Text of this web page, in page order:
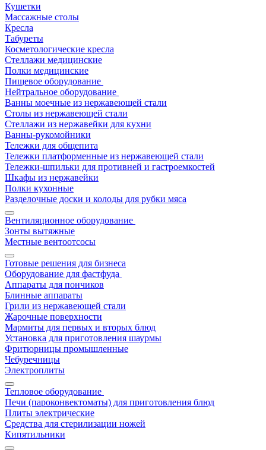
Кушетки
Массажные столы
Кресла
Табуреты
Косметологические кресла
Стеллажи медицинские
Полки медицинские
Пищевое оборудование
Нейтральное оборудование
Ванны моечные из нержавеющей стали
Столы из нержавеющей стали
Стеллажи из нержавейки для кухни
Ванны-рукомойники
Тележки для общепита
Тележки платформенные из нержавеющей стали
Тележки-шпильки для противней и гастроемкостей
Шкафы из нержавейки
Полки кухонные
Разделочные доски и колоды для рубки мяса
Вентиляционное оборудование
Зонты вытяжные
Местные вентоотсосы
Готовые решения для бизнеса
Оборудование для фастфуда
Аппараты для пончиков
Блинные аппараты
Грили из нержавеющей стали
Жарочные поверхности
Мармиты для первых и вторых блюд
Установка для приготовления шаурмы
Фритюрницы промышленные
Чебуречницы
Электроплиты
Тепловое оборудование
Печи (пароконвектоматы) для приготовления блюд
Плиты электрические
Средства для стерилизации ножей
Кипятильники